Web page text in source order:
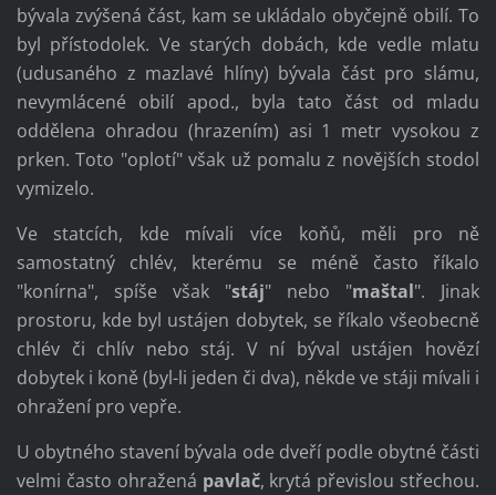
bývala zvýšená část, kam se ukládalo obyčejně obilí. To
byl přístodolek. Ve starých dobách, kde vedle mlatu
(udusaného z mazlavé hlíny) bývala část pro slámu,
nevymlácené obilí apod., byla tato část od mladu
oddělena ohradou (hrazením) asi 1 metr vysokou z
prken. Toto "oplotí" však už pomalu z novějších stodol
vymizelo.
Ve statcích, kde mívali více koňů, měli pro ně
samostatný chlév, kterému se méně často říkalo
"konírna", spíše však "stáj" nebo "maštal". Jinak
prostoru, kde byl ustájen dobytek, se říkalo všeobecně
chlév či chlív nebo stáj. V ní býval ustájen hovězí
dobytek i koně (byl-li jeden či dva), někde ve stáji mívali i
ohražení pro vepře.
U obytného stavení bývala ode dveří podle obytné části
velmi často ohražená pavlač, krytá převislou střechou.